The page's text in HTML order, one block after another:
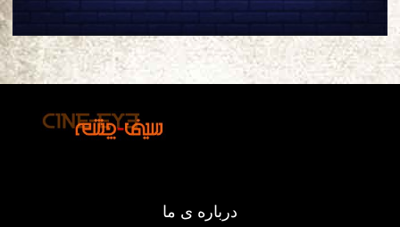
درباره ی ما